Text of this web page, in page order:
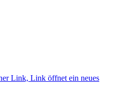
Link, Link öffnet ein neues